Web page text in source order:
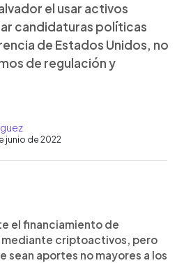
el usar activos
candidaturas políticas
de Estados Unidos, no
de regulación y
junio de 2022
el financiamiento de
criptoactivos, pero
sean aportes no mayores a los